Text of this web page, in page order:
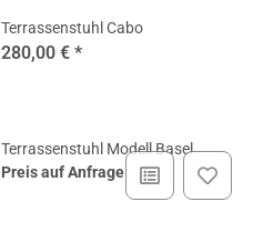
Terrassenstuhl Cabo
280,00 € *
Terrassenstuhl Modell Basel
Preis auf Anfrage